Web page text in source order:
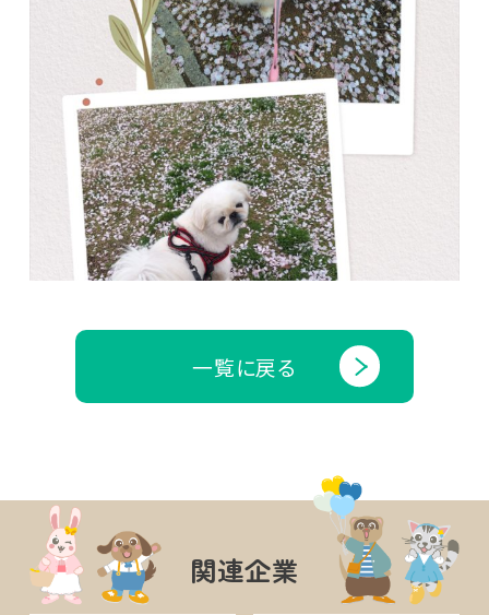
一覧に戻る
関連企業